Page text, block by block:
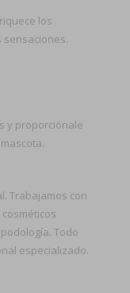
los
sensaciones.
y proporciónale
Trabajamos con
Todo
especializado.